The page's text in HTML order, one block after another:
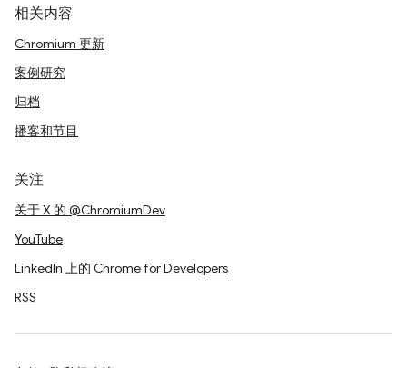
相关内容
Chromium 更新
案例研究
归档
播客和节目
关注
关于 X 的 @ChromiumDev
YouTube
LinkedIn 上的 Chrome for Developers
RSS